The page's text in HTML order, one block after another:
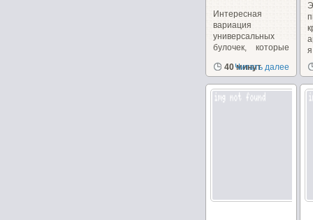
Интересная
вариация
универсальных
булочек, которые
сладкими,...
40 минут
Читать далее